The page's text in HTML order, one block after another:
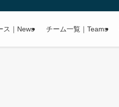
ス｜News チーム一覧｜Teams